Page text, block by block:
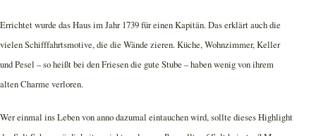
Errichtet wurde das Haus im Jahr 1739 für einen Kapitän. Das erklärt auch die
vielen Schifffahrtsmotive, die die Wände zieren. Küche, Wohnzimmer, Keller
und Pesel – so heißt bei den Friesen die gute Stube – haben wenig von ihrem
alten Charme verloren.
Wer einmal ins Leben von anno dazumal eintauchen wird, sollte dieses Highlight